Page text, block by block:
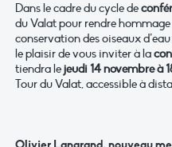
Dans le cadre du cycle de
du Valat pour rendre
conservation des oiseaux
le plaisir de vous inviter à la
tiendra lejeudi 14 novembre à
Tour du Valat, accessible à